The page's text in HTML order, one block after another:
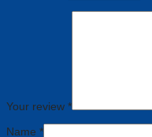
Your review *
Name *